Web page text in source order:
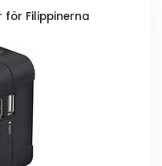
för Filippinerna